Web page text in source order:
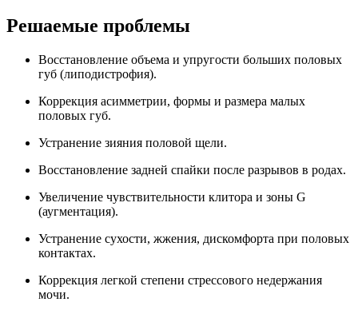
Решаемые проблемы
Восстановление объема и упругости больших половых
губ (липодистрофия).
Коррекция асимметрии, формы и размера малых
половых губ.
Устранение зияния половой щели.
Восстановление задней спайки после разрывов в родах.
Увеличение чувствительности клитора и зоны G
(аугментация).
Устранение сухости, жжения, дискомфорта при половых
контактах.
Коррекция легкой степени стрессового недержания
мочи.